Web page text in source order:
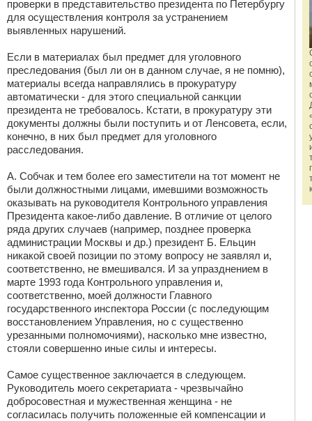
проверки в представительство президента по Петербургу
для осуществления контроля за устранением
выявленных нарушений.
Если в материалах был предмет для уголовного
преследования (был ли он в данном случае, я не помню),
материалы всегда направлялись в прокуратуру
автоматически - для этого специальной санкции
президента не требовалось. Кстати, в прокуратуру эти
документы должны были поступить и от Ленсовета, если,
конечно, в них был предмет для уголовного
расследования.
А. Собчак и тем более его заместители на тот момент не
были должностными лицами, имевшими возможность
оказывать на руководителя Контрольного управления
Президента какое-либо давление. В отличие от целого
ряда других случаев (например, позднее проверка
администрации Москвы и др.) президент Б. Ельцин
никакой своей позиции по этому вопросу не заявлял и,
соответственно, не вмешивался. И за упразднением в
марте 1993 года Контрольного управления и,
соответственно, моей должности Главного
государственного инспектора России (с последующим
восстановлением Управления, но с существенно
урезанными полномочиями), насколько мне известно,
стояли совершенно иные силы и интересы.
Самое существенное заключается в следующем.
Руководитель моего секретариата - чрезвычайно
добросовестная и мужественная женщина - не
согласилась получить положенные ей компенсации и